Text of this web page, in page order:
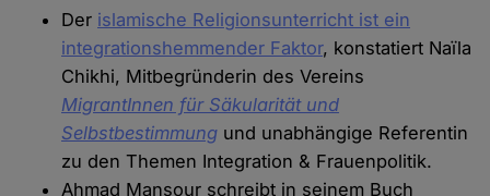
Der islamische Religionsunterricht ist ein
integrationshemmender Faktor, konstatiert Naïla
Chikhi, Mitbegründerin des Vereins
MigrantInnen für Säkularität und
Selbstbestimmung und unabhängige Referentin
zu den Themen Integration & Frauenpolitik.
Ahmad Mansour schreibt in seinem Buch